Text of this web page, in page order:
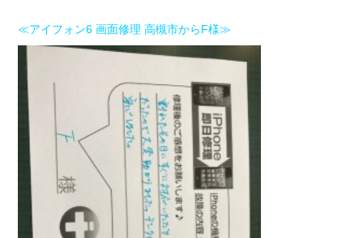
≪アイフォン6 画面修理 高槻市からF様≫